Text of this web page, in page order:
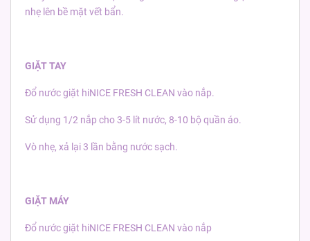
nhẹ lên bề mặt vết bẩn.
GIẶT TAY
Đổ nước giặt hiNICE FRESH CLEAN vào nắp.
Sử dụng 1/2 nắp cho 3-5 lít nước, 8-10 bộ quần áo.
Vò nhẹ, xả lại 3 lần bằng nước sạch.
GIẶT MÁY
Đổ nước giặt hiNICE FRESH CLEAN vào nắp